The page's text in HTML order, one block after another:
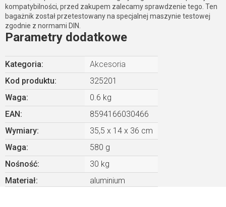
kompatybilności, przed zakupem zalecamy sprawdzenie tego. Ten
bagażnik został przetestowany na specjalnej maszynie testowej
zgodnie z normami DIN.
Parametry dodatkowe
Kategoria:
Akcesoria
Kod produktu:
325201
Waga:
0.6 kg
EAN:
8594166030466
Wymiary:
35,5 x 14 x 36 cm
Waga:
580 g
Nośność:
30 kg
Materiał: aluminium